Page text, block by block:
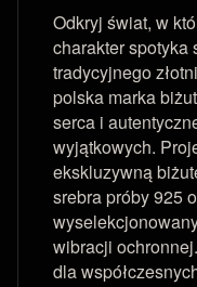
Odkryj świat, w
charakter spotyka
tradycyjnego
polska marka
serca i
wyjątkowych.
ekskluzywną
srebra próby 925
wibracji
dla